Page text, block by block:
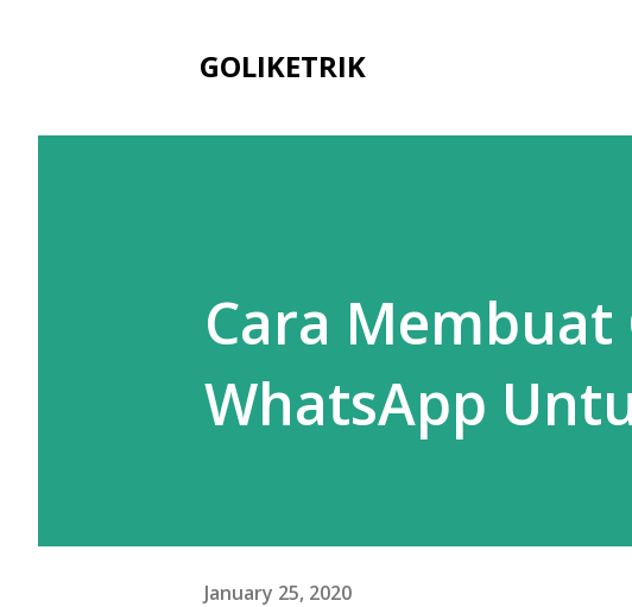
GOLIKETRIK
Cara Membuat
WhatsApp
January 25, 2020